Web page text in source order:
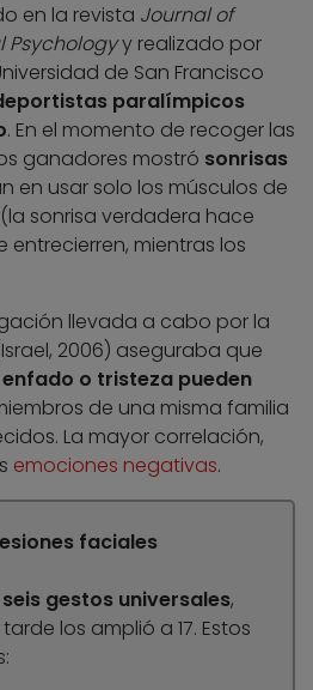
en la revista Journal of
Psychologyy realizado por
de San Francisco
paralímpicos
. En el momento de recoger las
ganadores mostró sonrisas
en usar solo los músculos de
sonrisa verdadera hace
entrecierren, mientras los
llevada a cabo por la
2006) aseguraba que
o tristeza pueden
de una misma familia
La mayor correlación,
emociones negativas.
faciales
seis gestos universales,
los amplió a 17. Estos